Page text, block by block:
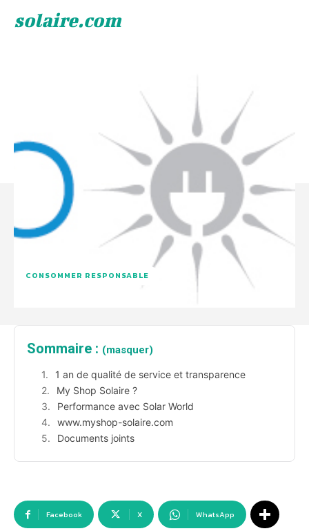
solaire.com
CONSOMMER RESPONSABLE
Sommaire : (masquer)
1 an de qualité de service et transparence
My Shop Solaire ?
Performance avec Solar World
www.myshop-solaire.com
Documents joints
Facebook X WhatsApp